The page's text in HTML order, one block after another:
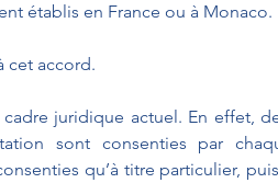
établis en France ou à Monaco.
cet accord.
cadre juridique actuel. En effet,
sont consenties par
qu’à titre particulier,